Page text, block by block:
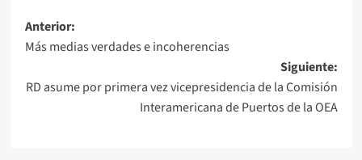
Anterior:
Más medias verdades e incoherencias
Siguiente:
RD asume por primera vez vicepresidencia de la Comisión
Interamericana de Puertos de la OEA